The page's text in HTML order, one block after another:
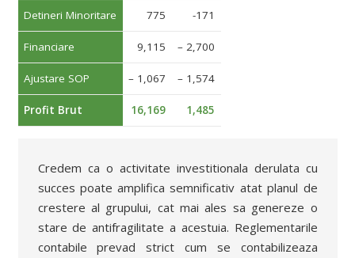
Detineri Minoritare 775 -171
Financiare 9,115 – 2,700
Ajustare SOP – 1,067 – 1,574
Profit Brut 16,169 1,485
Credem ca o activitate investitionala derulata cu
succes poate amplifica semnificativ atat planul de
crestere al grupului, cat mai ales sa genereze o
stare de antifragilitate a acestuia. Reglementarile
contabile prevad strict cum se contabilizeaza